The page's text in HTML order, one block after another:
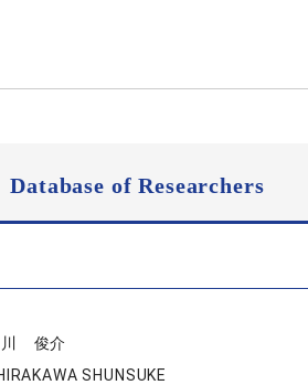
Database of Researchers
川 俊介
SHUNSUKE